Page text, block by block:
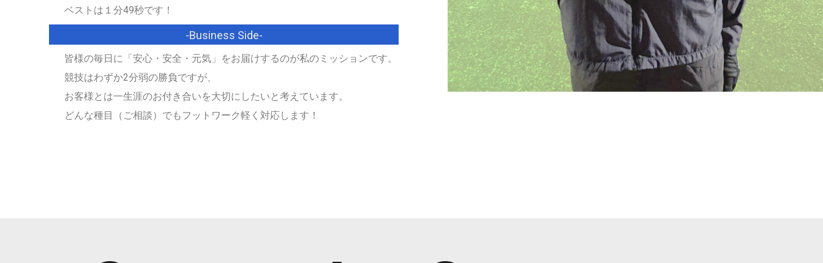
ベストは１分49秒です！
-Business Side-
皆様の毎日に「安心・安全・元気」をお届けするのが私のミッションです。
競技はわずか2分弱の勝負ですが、
お客様とは一生涯のお付き合いを大切にしたいと考えています。
どんな種目（ご相談）でもフットワーク軽く対応します！